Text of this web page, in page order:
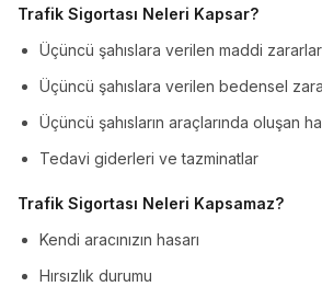
Trafik Sigortası Neleri Kapsar?
Üçüncü şahıslara verilen maddi zararlar
Üçüncü şahıslara verilen bedensel
Üçüncü şahısların araçlarında oluşan
Tedavi giderleri ve tazminatlar
Trafik Sigortası Neleri Kapsamaz?
Kendi aracınızın hasarı
Hırsızlık durumu